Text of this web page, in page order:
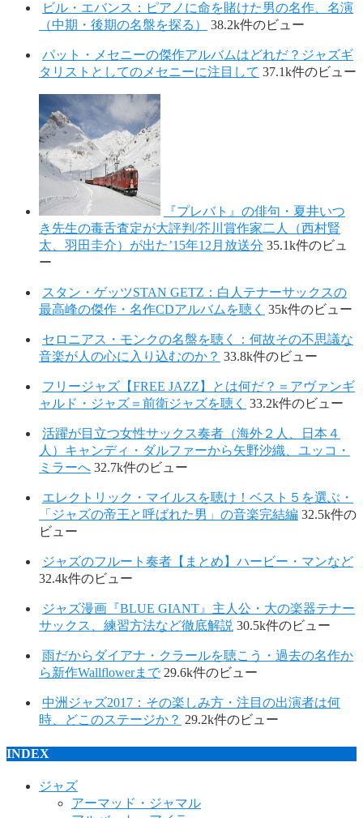
ビル・エバンス：ピアノに命を賭けた男の名作、名演
（中期・後期の名盤を探る）
38.2k件のビュー
パット・メセニーの傑作アルバムはどれだ？ジャズギ
タリストとしてのメセニーに注目して 37.1k件のビュー
『プレバト』の俳句・夏井いつ
き先生の毒舌査定が大評判/芥川賞作家二人（西村賢
太、羽田圭介）が出た’15年12月放送分 35.1k件のビュ
ー
スタン・ゲッツSTAN GETZ：白人テナーサックスの
最高峰の傑作・名作CDアルバムを聴く 35k件のビュー
セロニアス・モンクの名盤を聴く：何故その不思議な
音楽が人の心に入り込むのか？ 33.8k件のビュー
フリージャズ【FREE JAZZ】とは何だ？＝アヴァンギ
ャルド・ジャズ＝前衛ジャズを聴く 33.2k件のビュー
活躍が目立つ女性サックス奏者（海外２人、日本４
人）キャンディ・ダルファーから矢野沙織、ユッコ・
ミラーへ 32.7k件のビュー
エレクトリック・マイルスを聴け！ベスト５を選ぶ・
「ジャズの帝王と呼ばれた男」の音楽完結編 32.5k件の
ビュー
ジャズのフルート奏者【まとめ】ハービー・マンなど
32.4k件のビュー
ジャズ漫画『BLUE GIANT』主人公・大の楽器テナー
サックス、練習方法など徹底解説 30.5k件のビュー
雨だからダイアナ・クラールを聴こう・過去の名作か
ら新作Wallflowerまで 29.6k件のビュー
中洲ジャズ2017：その楽しみ方・注目の出演者は何
時、どこのステージか？ 29.2k件のビュー
INDEX
ジャズ
アーマッド・ジャマル